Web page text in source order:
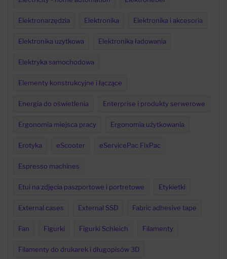
Elektronarzędzia Elektronika Elektronika i akcesoria
Elektronika uzytkowa Elektronika ładowania
Elektryka samochodowa
Elementy konstrukcyjne i łączące
Energia do oświetlenia Enterprise i produkty serwerowe
Ergonomia miejsca pracy Ergonomia użytkowania
Erotyka eScooter eServicePac FixPac
Espresso machines
Etui na zdjęcia paszportowe i portretowe Etykietki
External cases External SSD Fabric adhesive tape
Fan Figurki Figurki Schleich Filamenty
Filamenty do drukarek i długopisów 3D